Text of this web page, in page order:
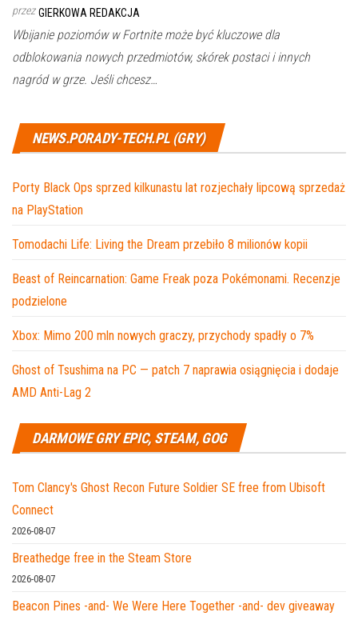
przez GIERKOWA REDAKCJA
Wbijanie poziomów w Fortnite może być kluczowe dla
odblokowania nowych przedmiotów, skórek postaci i innych
nagród w grze. Jeśli chcesz…
NEWS.PORADY-TECH.PL (GRY)
Porty Black Ops sprzed kilkunastu lat rozjechały lipcową sprzedaż
na PlayStation
Tomodachi Life: Living the Dream przebiło 8 milionów kopii
Beast of Reincarnation: Game Freak poza Pokémonami. Recenzje
podzielone
Xbox: Mimo 200 mln nowych graczy, przychody spadły o 7%
Ghost of Tsushima na PC — patch 7 naprawia osiągnięcia i dodaje
AMD Anti-Lag 2
DARMOWE GRY EPIC, STEAM, GOG
Tom Clancy's Ghost Recon Future Soldier SE free from Ubisoft
Connect
2026-08-07
Breathedge free in the Steam Store
2026-08-07
Beacon Pines -and- We Were Here Together -and- dev giveaway